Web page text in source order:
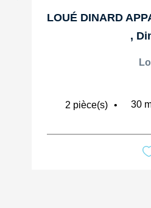
,
2 pièce(s) 30